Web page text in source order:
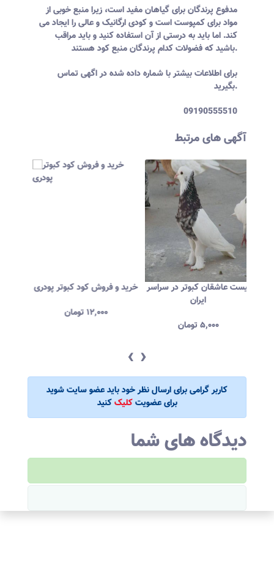
مدفوع پرندگان برای گیاهان مفید است، زیرا منبع خوبی از
مواد برای کمپوست است و کودی ارگانیک و عالی را ایجاد می
کند. اما باید به درستی از آن استفاده کنید و باید مراقب
باشید که فضولات کدام پرندگان منبع کود هستند.
برای اطلاعات بیشتر با شماره داده شده در اگهی تماس
بگیرید.
09190555510
آگهی های مرتبط
خرید و فروش کود کبوتر پودری
۱۲,۰۰۰تومان
لیست عاشقان کبوتر در سراسر
ایران
۵,۰۰۰تومان
‹ ›
کاربر گرامی برای ارسال نظر خود باید عضو سایت شوید
برای عضویتکلیککنید
دیدگاه های شما